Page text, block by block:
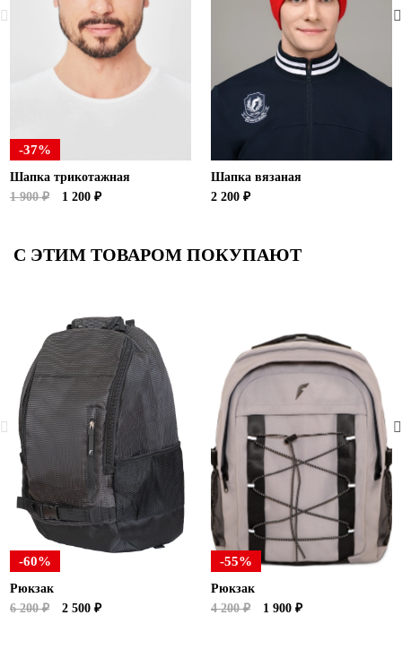
-37%
Шапка трикотажная
1 900 ₽
1 200 ₽
Шапка вязаная
2 200 ₽
С ЭТИМ ТОВАРОМ ПОКУПАЮТ
-60%
Рюкзак
6 200 ₽
2 500 ₽
-55%
Рюкзак
4 200 ₽
1 900 ₽